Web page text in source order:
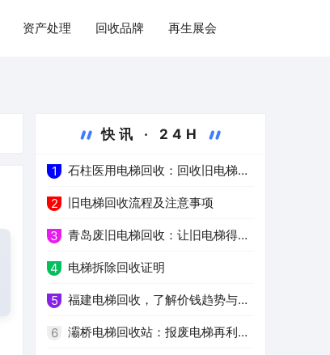
资产处理 回收品牌 再生展会
快讯 · 24H
1 石柱医用电梯回收：回收旧电梯，
推进绿色医疗
2 旧电梯回收流程及注意事项
3 青岛废旧电梯回收：让旧电梯得到
高效再利用
4 电梯拆除回收证明
5 福建电梯回收，了解价钱趋势与注
意事项
6 灞桥电梯回收站：报废电梯再利用